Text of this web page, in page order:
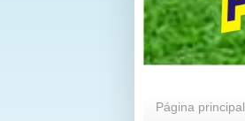
Página principal